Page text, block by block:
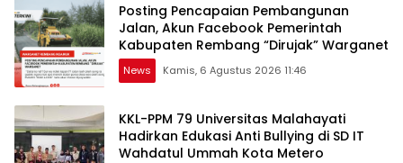
Posting Pencapaian Pembangunan
Jalan, Akun Facebook Pemerintah
Kabupaten Rembang “Dirujak” Warganet
News Kamis, 6 Agustus 2026 11:46
KKL-PPM 79 Universitas Malahayati
Hadirkan Edukasi Anti Bullying di SD IT
Wahdatul Ummah Kota Metero